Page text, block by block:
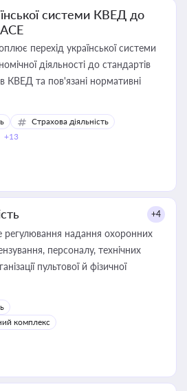
системи КВЕД до
перехід української системи
діяльності до стандартів
КВЕД та пов'язані нормативні
Страхова діяльність
+13
+4
регулювання надання охоронних
персоналу, технічних
пультової й фізичної
комплекс